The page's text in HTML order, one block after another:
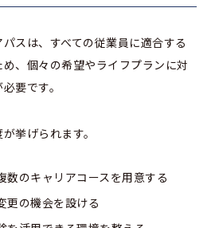
スは、すべての従業員に適合する
、個々の希望やライフプランに対
要です。
挙げられます。
数のキャリアコースを用意する
更の機会を設ける